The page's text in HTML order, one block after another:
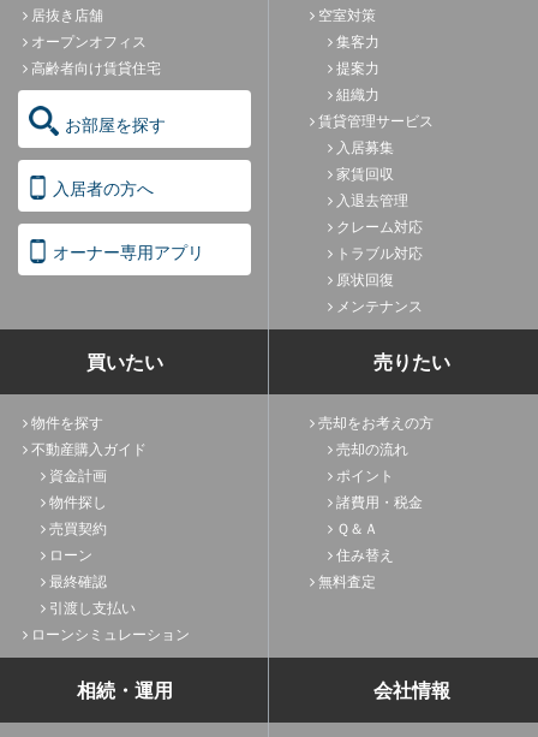
居抜き店舗
オープンオフィス
高齢者向け賃貸住宅
お部屋を探す
入居者の方へ
オーナー専用アプリ
空室対策
集客力
提案力
組織力
賃貸管理サービス
入居募集
家賃回収
入退去管理
クレーム対応
トラブル対応
原状回復
メンテナンス
買いたい
物件を探す
不動産購入ガイド
資金計画
物件探し
売買契約
ローン
最終確認
引渡し支払い
ローンシミュレーション
売りたい
売却をお考えの方
売却の流れ
ポイント
諸費用・税金
Ｑ＆Ａ
住み替え
無料査定
相続・運用 会社情報